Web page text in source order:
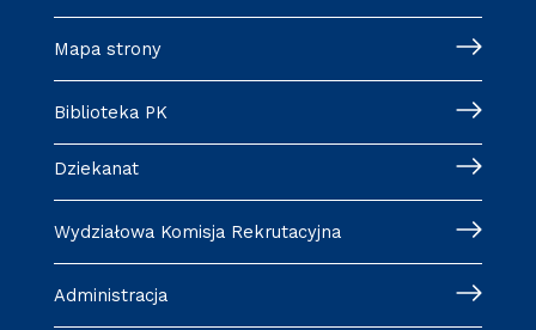
Mapa strony
Biblioteka PK
Dziekanat
Wydziałowa Komisja Rekrutacyjna
Administracja